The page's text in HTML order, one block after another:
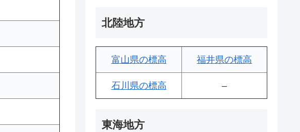
北陸地方
富山県の標高 福井県の標高
石川県の標高 –
東海地方